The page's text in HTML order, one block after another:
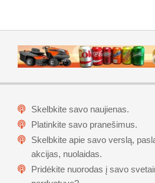
Skelbkite savo naujienas.
Platinkite savo pranešimus.
Skelbkite apie savo verslą,
akcijas, nuolaidas.
Pridėkite nuorodas į savo